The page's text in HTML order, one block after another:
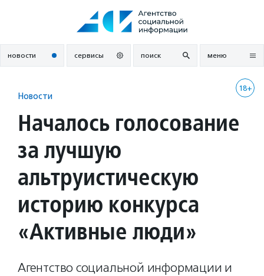
новости сервисы поиск меню
18+
Новости
Началось голосование
за лучшую
альтруистическую
историю конкурса
«Активные люди»
Агентство социальной информации и